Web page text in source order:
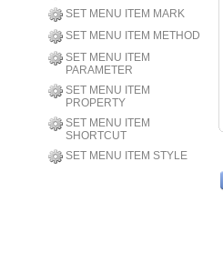
SET MENU ITEM MARK
SET MENU ITEM METHOD
SET MENU ITEM
PARAMETER
SET MENU ITEM
PROPERTY
SET MENU ITEM
SHORTCUT
SET MENU ITEM STYLE